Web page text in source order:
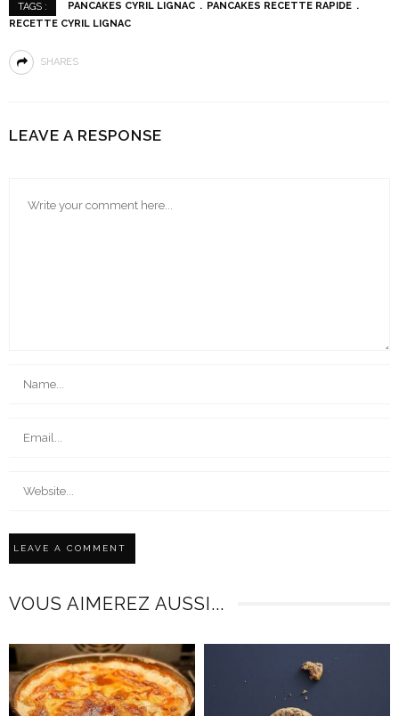
TAGS : PANCAKES CYRIL LIGNAC
PANCAKES RECETTE RAPIDE
RECETTE CYRIL LIGNAC
SHARES
LEAVE A RESPONSE
VOUS AIMEREZ AUSSI...